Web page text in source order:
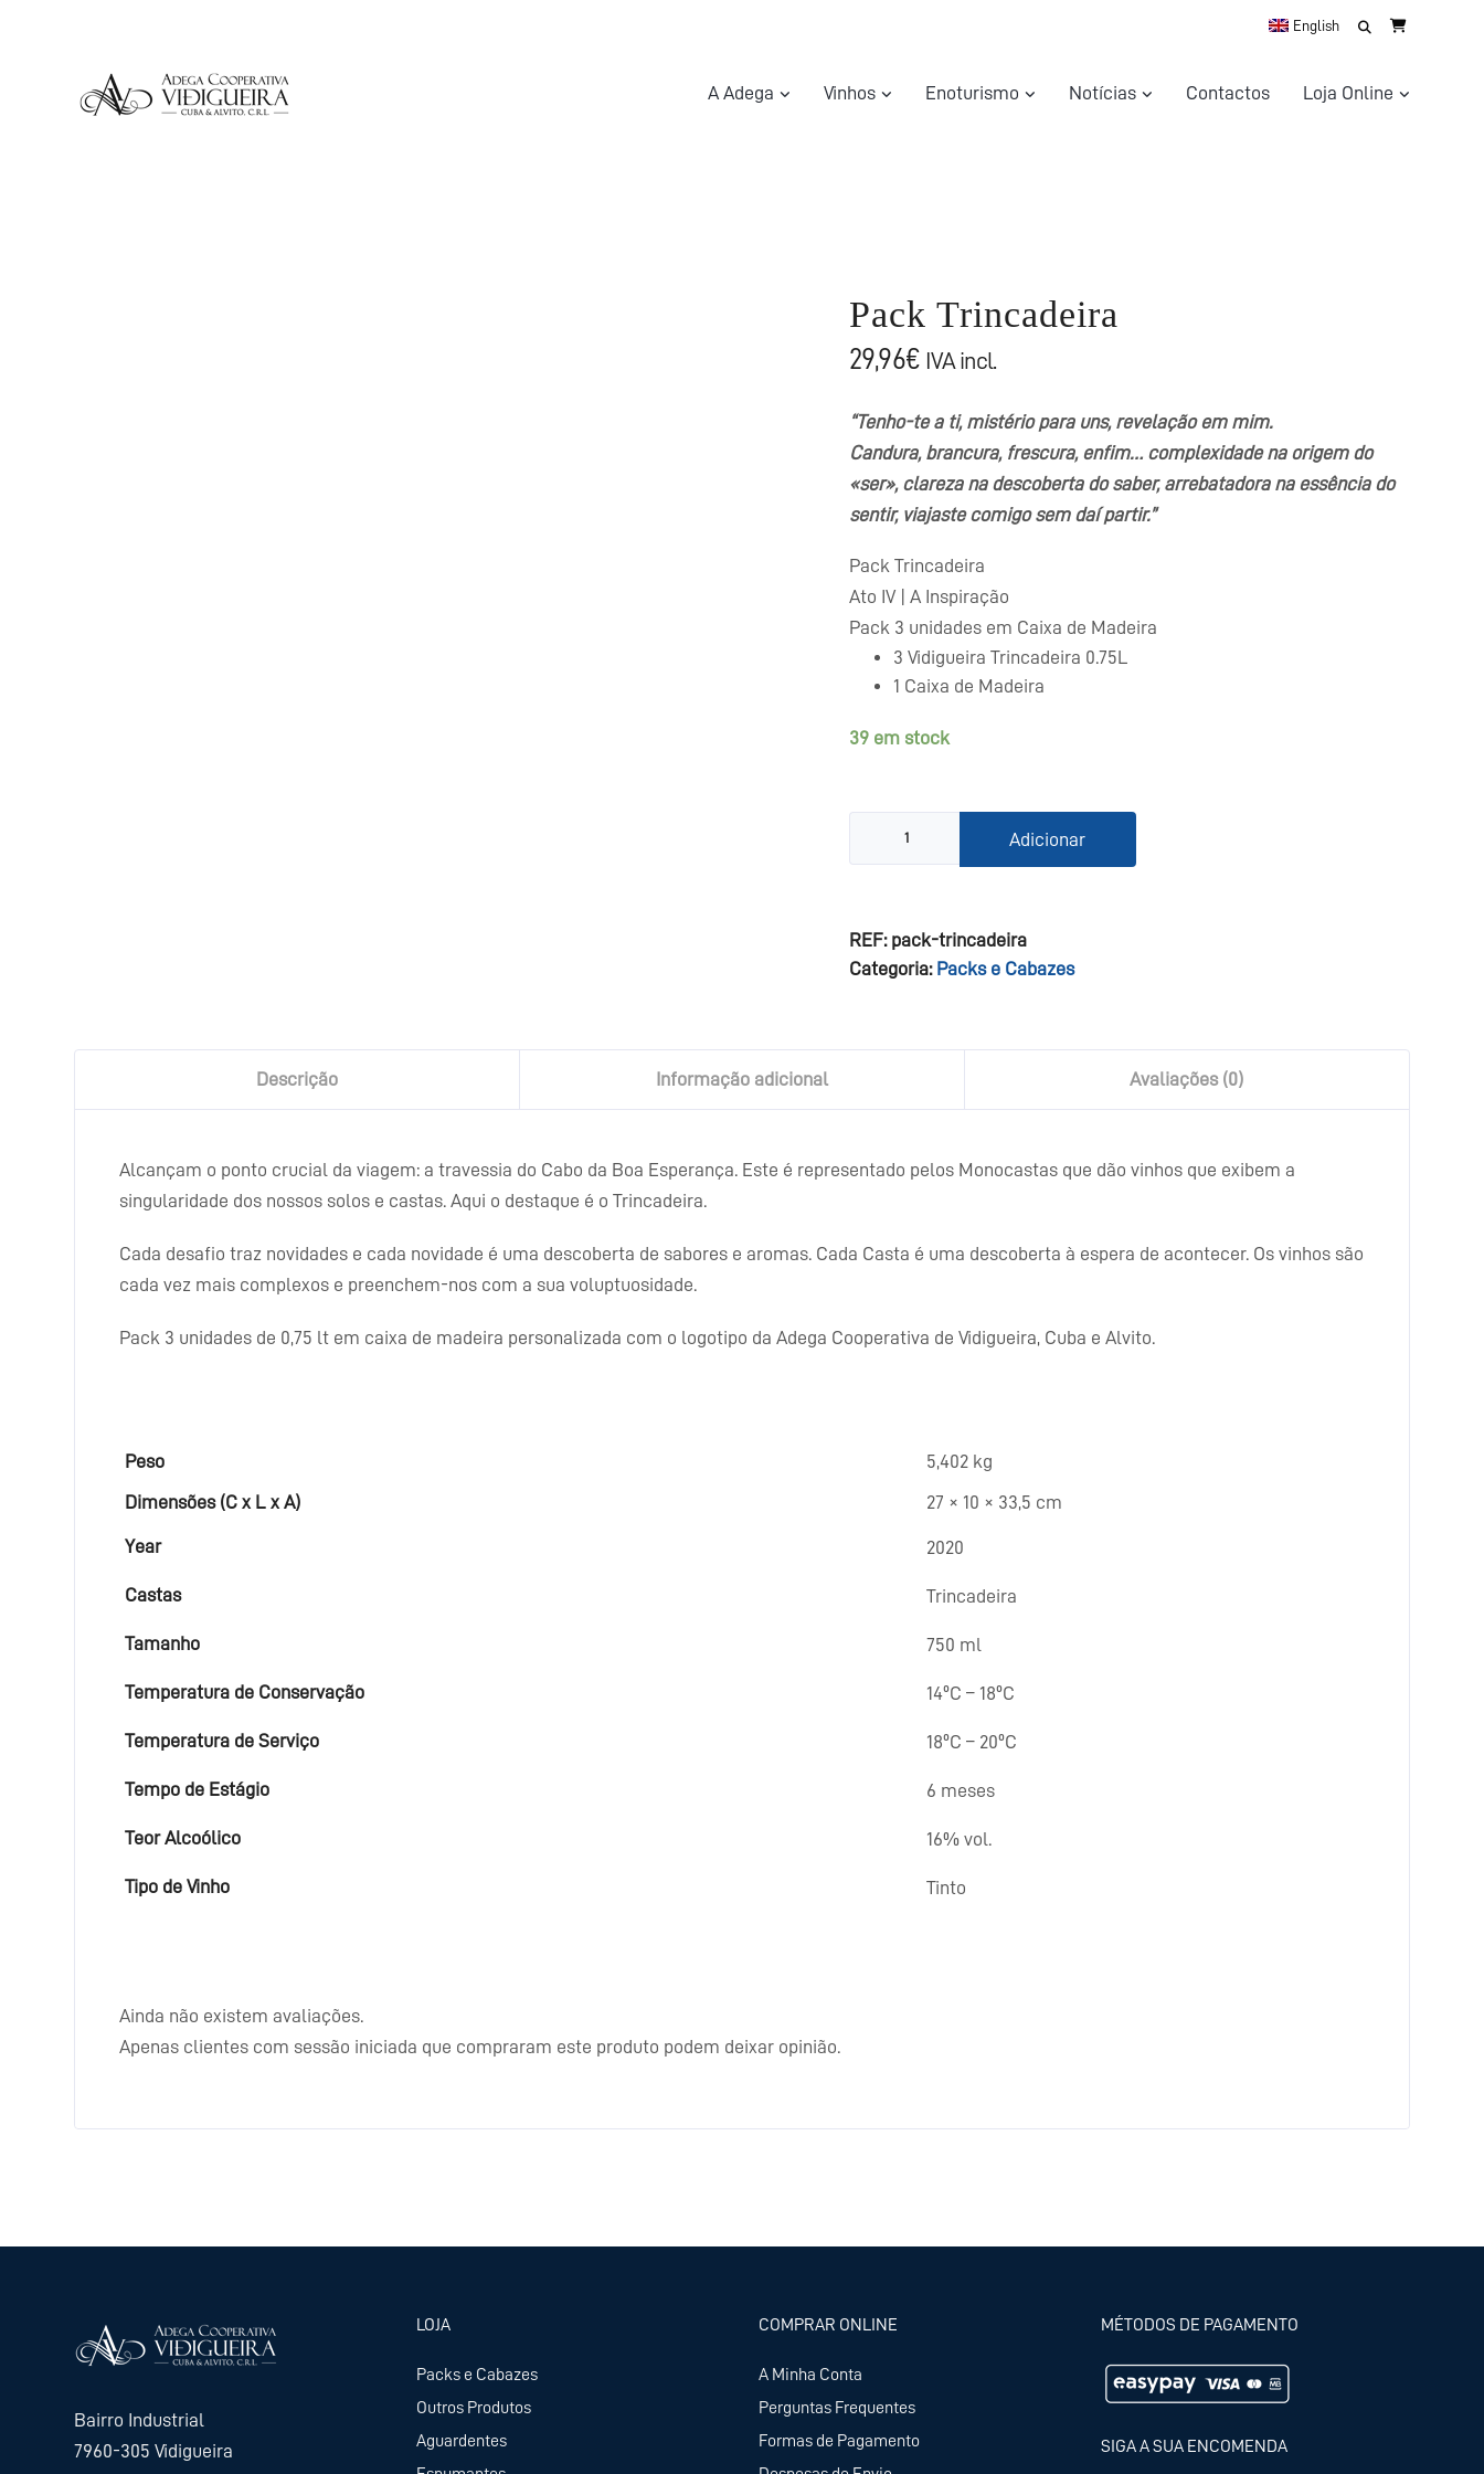
English Search
A Adega
Vinhos Enoturismo Notícias Contactos Loja Online
Pack Trincadeira
29,96€ IVA incl.
“Tenho-te a ti, mistério para uns, revelação em mim.
Candura, brancura, frescura, enfim… complexidade na origem do
«ser», clareza na descoberta do saber, arrebatadora na essência do
sentir, viajaste comigo sem daí partir.”
Pack Trincadeira
Ato IV | A Inspiração
Pack 3 unidades em Caixa de Madeira
3 Vidigueira Trincadeira 0.75L
1 Caixa de Madeira
39 em stock
Adicionar
REF: pack-trincadeira
Categoria: Packs e Cabazes
Descrição Informação adicional Avaliações (0)
Alcançam o ponto crucial da viagem: a travessia do Cabo da Boa Esperança. Este é representado pelos Monocastas que dão vinhos que exibem a
singularidade dos nossos solos e castas. Aqui o destaque é o Trincadeira.
Cada desafio traz novidades e cada novidade é uma descoberta de sabores e aromas. Cada Casta é uma descoberta à espera de acontecer. Os vinhos são
cada vez mais complexos e preenchem-nos com a sua voluptuosidade.
Pack 3 unidades de 0,75 lt em caixa de madeira personalizada com o logotipo da Adega Cooperativa de Vidigueira, Cuba e Alvito.
Peso 5,402 kg
Dimensões (C x L x A) 27 × 10 × 33,5 cm
Year 2020
Castas Trincadeira
Tamanho 750 ml
Temperatura de Conservação 14ºC – 18ºC
Temperatura de Serviço 18ºC – 20ºC
Tempo de Estágio 6 meses
Teor Alcoólico 16% vol.
Tipo de Vinho Tinto
Ainda não existem avaliações.
Apenas clientes com sessão iniciada que compraram este produto podem deixar opinião.
Bairro Industrial
7960-305 Vidigueira
LOJA
Packs e Cabazes
Outros Produtos
Aguardentes
COMPRAR ONLINE
A Minha Conta
Perguntas Frequentes
Formas de Pagamento
MÉTODOS DE PAGAMENTO
SIGA A SUA ENCOMENDA